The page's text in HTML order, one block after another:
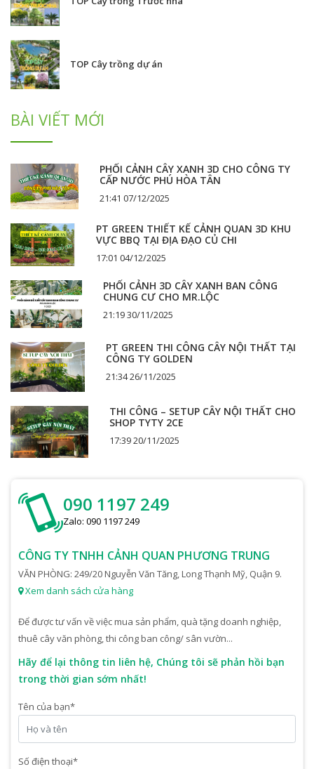
TOP Cây trồng dự án
BÀI VIẾT MỚI
PHỐI CẢNH CÂY XANH 3D CHO CÔNG TY
CẤP NƯỚC PHÚ HÒA TÂN
21:41 07/12/2025
PT GREEN THIẾT KẾ CẢNH QUAN 3D KHU
VỰC BBQ TẠI ĐỊA ĐẠO CỦ CHI
17:01 04/12/2025
PHỐI CẢNH 3D CÂY XANH BAN CÔNG
CHUNG CƯ CHO MR.LỘC
21:19 30/11/2025
PT GREEN THI CÔNG CÂY NỘI THẤT TẠI
CÔNG TY GOLDEN
21:34 26/11/2025
THI CÔNG – SETUP CÂY NỘI THẤT CHO
SHOP TYTY 2CE
17:39 20/11/2025
090 1197 249
Zalo: 090 1197 249
CÔNG TY TNHH CẢNH QUAN PHƯƠNG TRUNG
VĂN PHÒNG: 249/20 Nguyễn Văn Tăng, Long Thạnh Mỹ, Quận 9.
Xem danh sách cửa hàng
Để được tư vấn về việc mua sản phẩm, quà tặng doanh nghiệp,
thuê cây văn phòng, thi công ban công/ sân vườn...
Hãy để lại thông tin liên hệ, Chúng tôi sẽ phản hồi bạn
trong thời gian sớm nhất!
Tên của bạn*
Số điện thoại*